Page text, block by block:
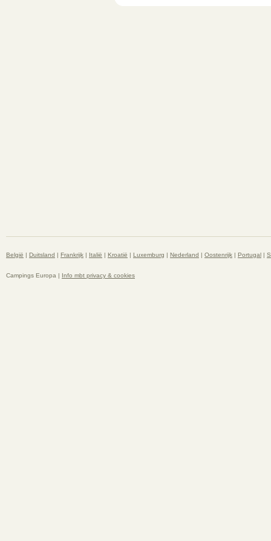
België | Duitsland | Frankrijk | Italië | Kroatië | Luxemburg | Nederland | Oostenrijk | Portugal |
Campings Europa | Info mbt privacy & cookies